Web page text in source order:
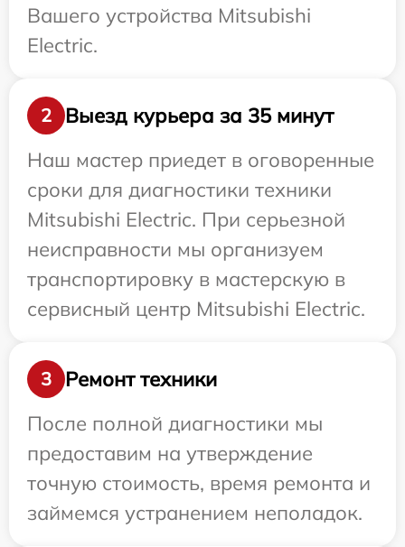
Вашего устройства Mitsubishi
Electric.
2
Выезд курьера за 35 минут
Наш мастер приедет в оговоренные
сроки для диагностики техники
Mitsubishi Electric. При серьезной
неисправности мы организуем
транспортировку в мастерскую в
сервисный центр Mitsubishi Electric.
3
Ремонт техники
После полной диагностики мы
предоставим на утверждение
точную стоимость, время ремонта и
займемся устранением неполадок.